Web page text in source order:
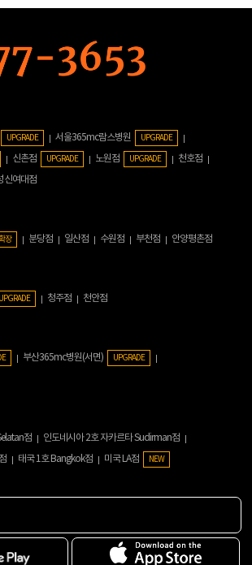
UPGRADE 서울365mc람스병원 UPGRADE
신촌점 UPGRADE 노원점 UPGRADE
천호점
신여대점
장 분당점 일산점 수원점 부천점 안양평촌점
UPGRADE 청주점 천안점
부산365mc병원(서면) UPGRADE
점
인도네시아 2호 자카르타 Sudirman점
태국 1호 Bangkok점 미국 LA점 NEW